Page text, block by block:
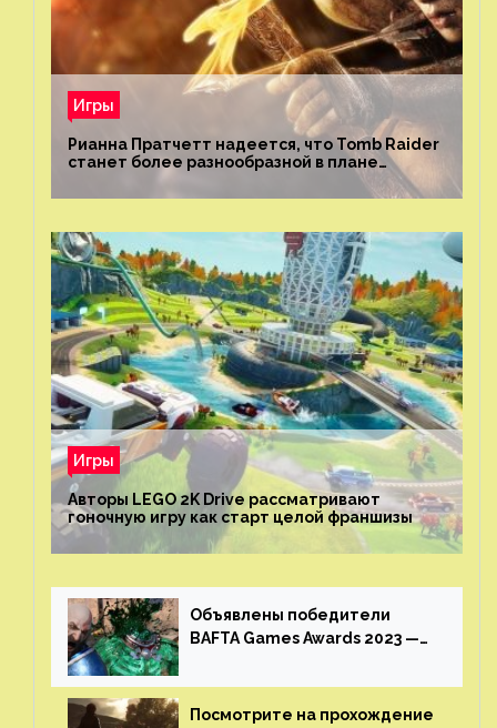
Игры
Рианна Пратчетт надеется, что Tomb Raider
станет более разнообразной в плане
репрезентации
Игры
Авторы LEGO 2K Drive рассматривают
гоночную игру как старт целой франшизы
Объявлены победители
BAFTA Games Awards 2023 —
получила шесть наград
Посмотрите на прохождение